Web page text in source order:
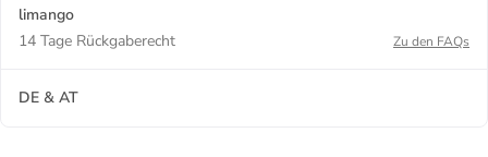
limango
14 Tage Rückgaberecht
Zu den FAQs
DE & AT